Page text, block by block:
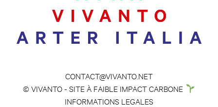
CONTACT@VIVANTO.NET
© VIVANTO - SITE À FAIBLE IMPACT CARBONE
INFORMATIONS LEGALES